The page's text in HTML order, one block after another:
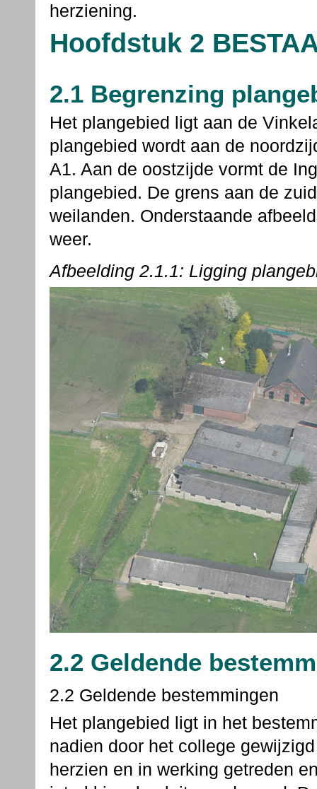
herziening.
Hoofdstuk 2
2.1 Begrenzing
Het plangebied ligt aan de
plangebied wordt aan de
A1. Aan de oostzijde vormt de
plangebied. De grens aan de
weilanden. Onderstaande
weer.
Afbeelding 2.1.1: Ligging
2.2 Geldende
2.2 Geldende bestemmingen
Het plangebied ligt in het
nadien door het college
herzien en in werking getreden